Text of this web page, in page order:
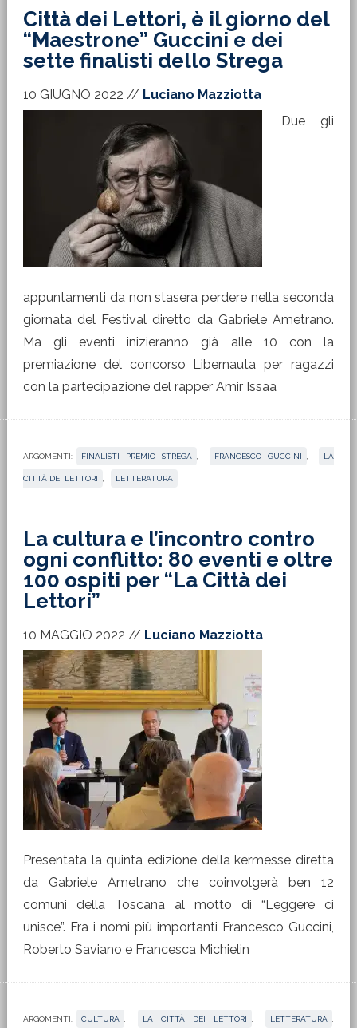
Città dei Lettori, è il giorno del
“Maestrone” Guccini e dei
sette finalisti dello Strega
10 GIUGNO 2022 // Luciano Mazziotta
Due gli
appuntamenti da non stasera perdere nella seconda
giornata del Festival diretto da Gabriele Ametrano.
Ma gli eventi inizieranno già alle 10 con la
premiazione del concorso Libernauta per ragazzi
con la partecipazione del rapper Amir Issaa
ARGOMENTI: FINALISTI PREMIO STREGA FRANCESCO GUCCINI LA
CITTÀ DEI LETTORI LETTERATURA
La cultura e l’incontro contro
ogni conflitto: 80 eventi e oltre
100 ospiti per “La Città dei
Lettori”
10 MAGGIO 2022 // Luciano Mazziotta
Presentata la quinta edizione della kermesse diretta
da Gabriele Ametrano che coinvolgerà ben 12
comuni della Toscana al motto di “Leggere ci
unisce”. Fra i nomi più importanti Francesco Guccini,
Roberto Saviano e Francesca Michielin
ARGOMENTI: CULTURA LA CITTÀ DEI LETTORI LETTERATURA